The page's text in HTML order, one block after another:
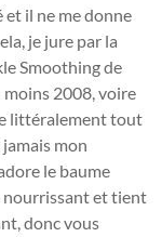
et il ne me donne
je jure par la
Smoothing de
moins 2008, voire
littéralement tout
mon
le baume
nourrissant et tient
donc vous